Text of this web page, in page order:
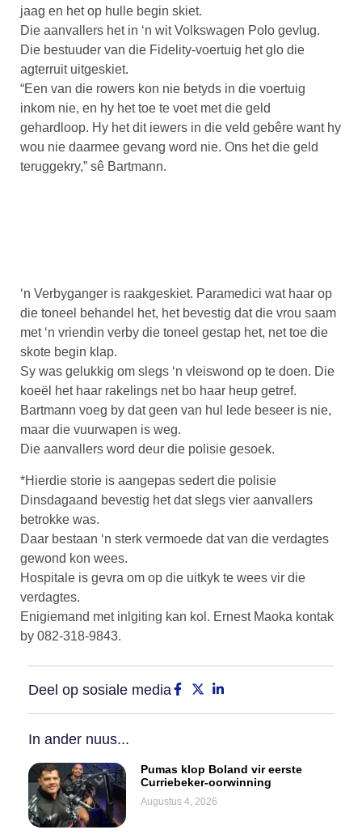
jaag en het op hulle begin skiet.
Die aanvallers het in ‘n wit Volkswagen Polo gevlug.
Die bestuuder van die Fidelity-voertuig het glo die
agterruit uitgeskiet.
“Een van die rowers kon nie betyds in die voertuig
inkom nie, en hy het toe te voet met die geld
gehardloop. Hy het dit iewers in die veld gebêre want hy
wou nie daarmee gevang word nie. Ons het die geld
teruggekry,” sê Bartmann.
‘n Verbyganger is raakgeskiet. Paramedici wat haar op
die toneel behandel het, het bevestig dat die vrou saam
met ‘n vriendin verby die toneel gestap het, net toe die
skote begin klap.
Sy was gelukkig om slegs ‘n vleiswond op te doen. Die
koeël het haar rakelings net bo haar heup getref.
Bartmann voeg by dat geen van hul lede beseer is nie,
maar die vuurwapen is weg.
Die aanvallers word deur die polisie gesoek.
*Hierdie storie is aangepas sedert die polisie
Dinsdagaand bevestig het dat slegs vier aanvallers
betrokke was.
Daar bestaan ‘n sterk vermoede dat van die verdagtes
gewond kon wees.
Hospitale is gevra om op die uitkyk te wees vir die
verdagtes.
Enigiemand met inlgiting kan kol. Ernest Maoka kontak
by 082-318-9843.
Deel op sosiale media
In ander nuus...
Pumas klop Boland vir eerste
Curriebeker-oorwinning
Augustus 4, 2026